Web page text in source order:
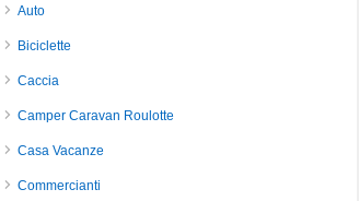
Auto
Biciclette
Caccia
Camper Caravan Roulotte
Casa Vacanze
Commercianti